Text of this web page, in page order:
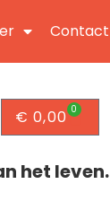
Contact
€ 0,00 0
het leven.